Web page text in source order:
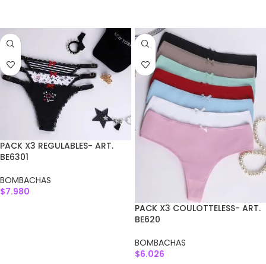
PACK X3 REGULABLES- ART.
BE6301
BOMBACHAS
$7.980
PACK X3 COULOTTELESS- ART.
BE620
BOMBACHAS
$6.026